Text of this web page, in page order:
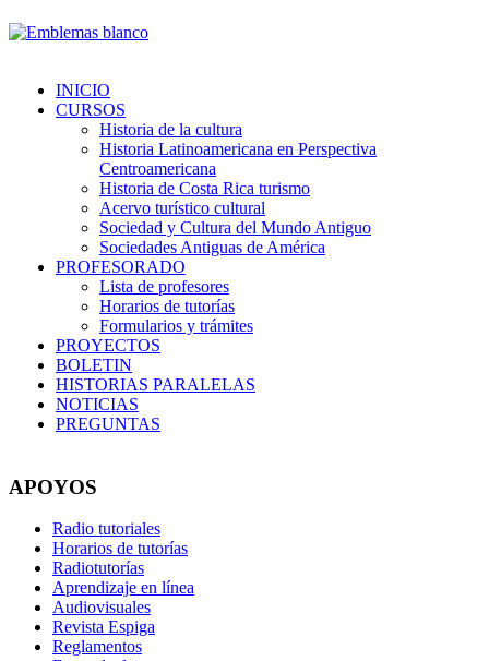
INICIO
CURSOS
Historia de la cultura
Historia Latinoamericana en Perspectiva
Centroamericana
Historia de Costa Rica turismo
Acervo turístico cultural
Sociedad y Cultura del Mundo Antiguo
Sociedades Antiguas de América
PROFESORADO
Lista de profesores
Horarios de tutorías
Formularios y trámites
PROYECTOS
BOLETIN
HISTORIAS PARALELAS
NOTICIAS
PREGUNTAS
APOYOS
Radio tutoriales
Horarios de tutorías
Radiotutorías
Aprendizaje en línea
Audiovisuales
Revista Espiga
Reglamentos